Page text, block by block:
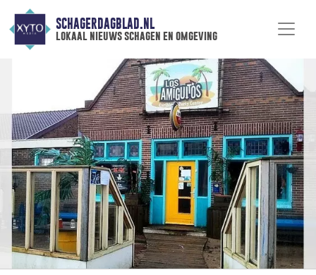
SCHAGERDAGBLAD.NL
lokaal nieuws schagen en omgeving